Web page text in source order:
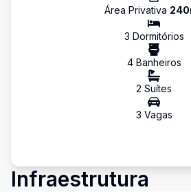
Área Privativa 240
3 Dormitórios
4Banheiros
2 Suítes
3 Vagas
Infraestrutura